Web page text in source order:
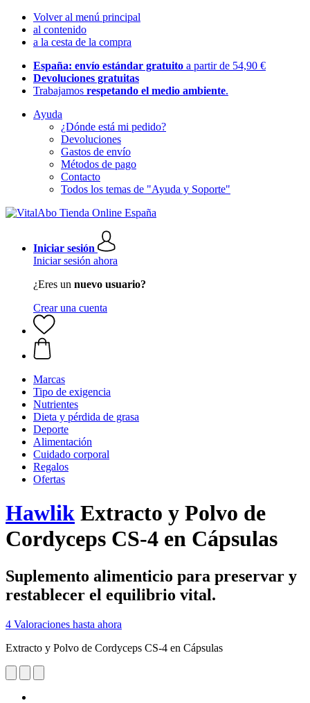
Volver al menú principal
al contenido
a la cesta de la compra
España: envío estándar gratuito a partir de 54,90 €
Devoluciones gratuitas
Trabajamos respetando el medio ambiente.
Ayuda
¿Dónde está mi pedido?
Devoluciones
Gastos de envío
Métodos de pago
Contacto
Todos los temas de "Ayuda y Soporte"
Iniciar sesión
Iniciar sesión ahora
¿Eres un nuevo usuario?
Crear una cuenta
Marcas
Tipo de exigencia
Nutrientes
Dieta y pérdida de grasa
Deporte
Alimentación
Cuidado corporal
Regalos
Ofertas
Hawlik Extracto y Polvo de
Cordyceps CS-4 en Cápsulas
Suplemento alimenticio para preservar y
restablecer el equilibrio vital.
4 Valoraciones hasta ahora
Extracto y Polvo de Cordyceps CS-4 en Cápsulas